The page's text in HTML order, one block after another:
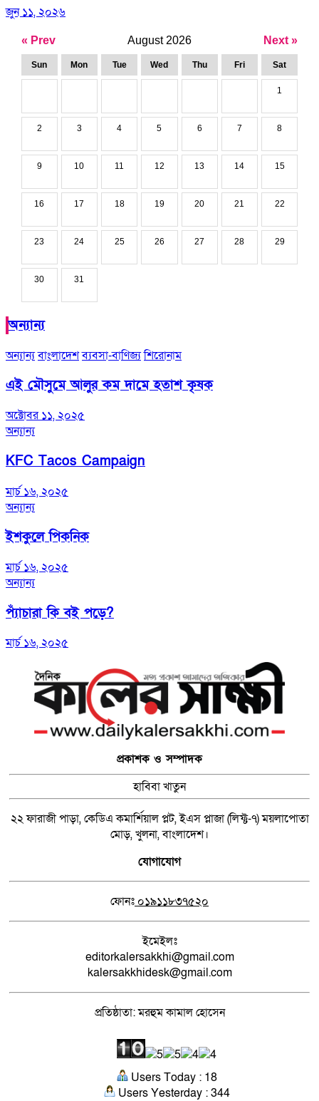
জুন ১১, ২০২৬
« Prev August 2026 Next »
Sun Mon Tue Wed Thu Fri Sat
1
2 3 4 5 6 7 8
9 10 11 12 13 14 15
16 17 18 19 20 21 22
23 24 25 26 27 28 29
30 31
অন্যান্য
অন্যান্যবাংলাদেশব্যবসা-বাণিজ্যশিরোনাম
এই মৌসুমে আলুর কম দামে হতাশ কৃষক
অক্টোবর ১১, ২০২৫
অন্যান্য
KFC Tacos Campaign
মার্চ ১৬, ২০২৫
অন্যান্য
ইশকুলে পিকনিক
মার্চ ১৬, ২০২৫
অন্যান্য
প্যাঁচারা কি বই পড়ে?
মার্চ ১৬, ২০২৫
প্রকাশক ও সম্পাদক
হাবিবা খাতুন
২২ ফারাজী পাড়া, কেডিএ কমার্শিয়াল প্লট, ইএস প্লাজা (লিফ্ট-৭) ময়লাপোতা
মোড়, খুলনা, বাংলাদেশ।
যোগাযোগ
ফোনঃ ০১৯১১৮৩৭৫২০
ইমেইলঃ
editorkalersakkhi@gmail.com
kalersakkhidesk@gmail.com
প্রতিষ্ঠাতা: মরহুম কামাল হোসেন
Users Today : 18
Users Yesterday : 344